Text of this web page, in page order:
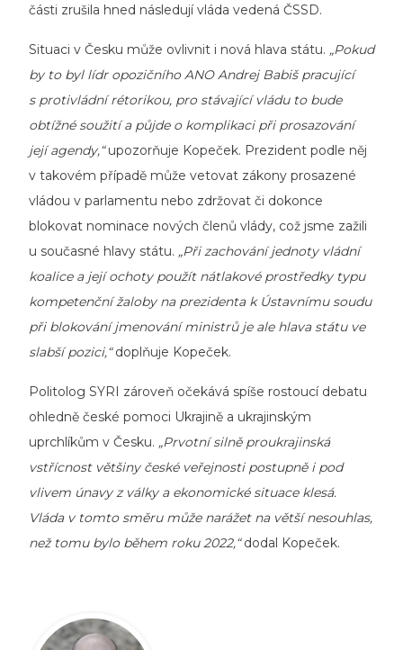
části zrušila hned následují vláda vedená ČSSD.
Situaci v Česku může ovlivnit i nová hlava státu. „Pokud
by to byl lídr opozičního ANO Andrej Babiš pracující
s protivládní rétorikou, pro stávající vládu to bude
obtížné soužití a půjde o komplikaci při prosazování
její agendy,“upozorňuje Kopeček. Prezident podle něj
v takovém případě může vetovat zákony prosazené
vládou v parlamentu nebo zdržovat či dokonce
blokovat nominace nových členů vlády, což jsme zažili
u současné hlavy státu. „Při zachování jednoty vládní
koalice a její ochoty použít nátlakové prostředky typu
kompetenční žaloby na prezidenta k Ústavnímu soudu
při blokování jmenování ministrů je ale hlava státu ve
slabší pozici,“doplňuje Kopeček.
Politolog SYRI zároveň očekává spíše rostoucí debatu
ohledně české pomoci Ukrajině a ukrajinským
uprchlíkům v Česku. „Prvotní silně proukrajinská
vstřícnost většiny české veřejnosti postupně i pod
vlivem únavy z války a ekonomické situace klesá.
Vláda v tomto směru může narážet na větší nesouhlas,
než tomu bylo během roku 2022,“dodal Kopeček.